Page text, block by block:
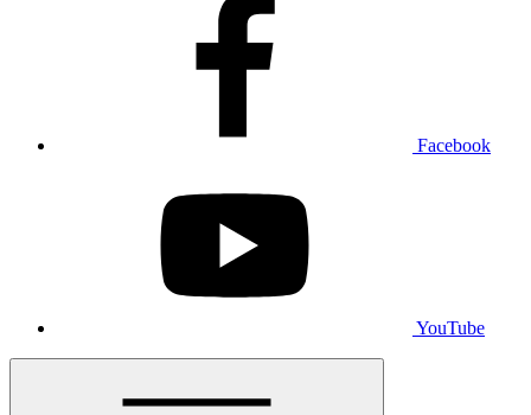
Facebook
YouTube